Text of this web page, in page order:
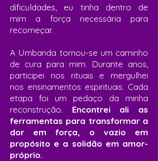
dificuldades, eu tinha dentro de
mim a força necessária para
recomeçar.
A Umbanda tornou-se um caminho
de cura para mim. Durante anos,
participei nos rituais e mergulhei
nos ensinamentos espirituais. Cada
etapa foi um pedaço da minha
reconstrução. Encontrei ali as
ferramentas para transformar a
dor em força, o vazio em
propósito e a solidão em amor-
próprio.